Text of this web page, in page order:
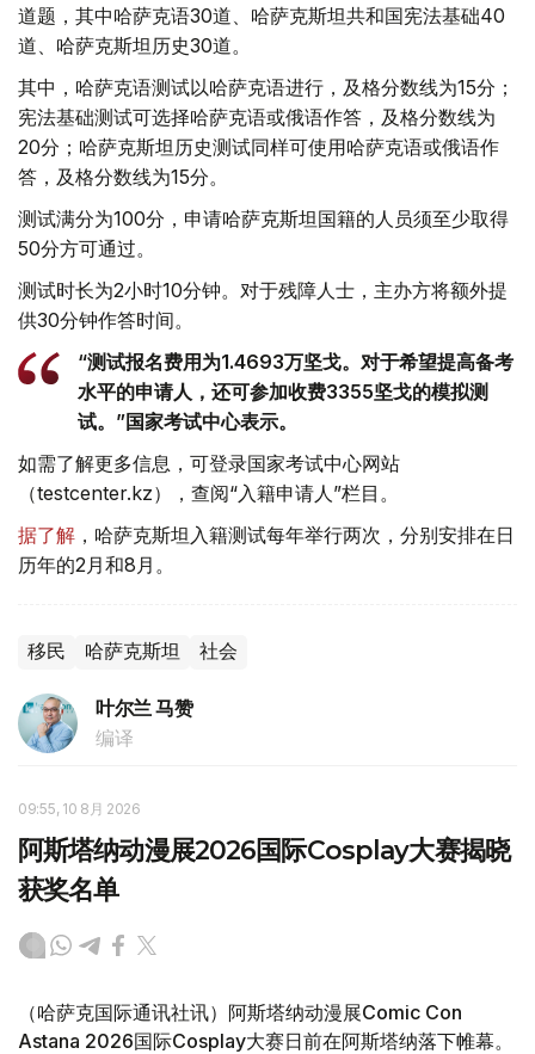
道题，其中哈萨克语30道、哈萨克斯坦共和国宪法基础40
道、哈萨克斯坦历史30道。
其中，哈萨克语测试以哈萨克语进行，及格分数线为15分；
宪法基础测试可选择哈萨克语或俄语作答，及格分数线为
20分；哈萨克斯坦历史测试同样可使用哈萨克语或俄语作
答，及格分数线为15分。
测试满分为100分，申请哈萨克斯坦国籍的人员须至少取得
50分方可通过。
测试时长为2小时10分钟。对于残障人士，主办方将额外提
供30分钟作答时间。
“测试报名费用为1.4693万坚戈。对于希望提高备考
水平的申请人，还可参加收费3355坚戈的模拟测
试。”国家考试中心表示。
如需了解更多信息，可登录国家考试中心网站
（testcenter.kz），查阅“入籍申请人”栏目。
据了解 ，哈萨克斯坦入籍测试每年举行两次，分别安排在日
历年的2月和8月。
移民 哈萨克斯坦 社会
叶尔兰 马赞
编译
09:55, 10 8月 2026
阿斯塔纳动漫展2026国际Cosplay大赛揭晓
获奖名单
（哈萨克国际通讯社讯）阿斯塔纳动漫展Comic Con
Astana 2026国际Cosplay大赛日前在阿斯塔纳落下帷幕。